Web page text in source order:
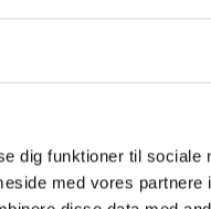
dig funktioner til sociale
med vores partnere